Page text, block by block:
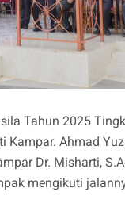
Tahun 2025
Ahmad
Dr. Misharti,
mengikuti